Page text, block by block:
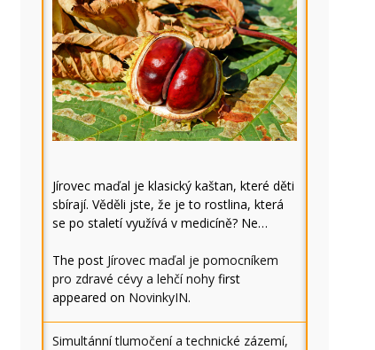
Jírovec maďal je klasický kaštan, které děti
sbírají. Věděli jste, že je to rostlina, která
se po staletí využívá v medicíně? Ne…
The post Jírovec maďal je pomocníkem
pro zdravé cévy a lehčí nohy first
appeared on NovinkyIN.
Simultánní tlumočení a technické zázemí,